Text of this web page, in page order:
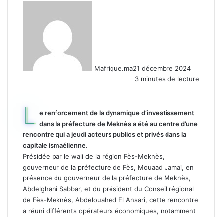
Mafrique.ma21 décembre 2024
3 minutes de lecture
L e renforcement de la dynamique d’investissement
dans la préfecture de Meknès a été au centre d’une
rencontre qui a jeudi acteurs publics et privés dans la
capitale ismaélienne.
Présidée par le wali de la région Fès-Meknès,
gouverneur de la préfecture de Fès, Mouaad Jamai, en
présence du gouverneur de la préfecture de Meknès,
Abdelghani Sabbar, et du président du Conseil régional
de Fès-Meknès, Abdelouahed El Ansari, cette rencontre
a réuni différents opérateurs économiques, notamment